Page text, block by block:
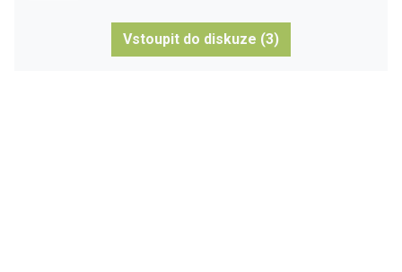
Vstoupit do diskuze (3)